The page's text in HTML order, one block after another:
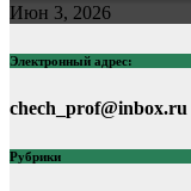
Июн 3, 2026
Электронный адрес:
chech_prof@inbox.ru
Рубрики